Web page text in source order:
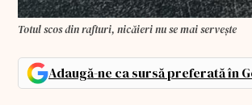
Totul scos din rafturi, nicăieri nu se mai servește
Adaugă-ne ca sursă preferată în